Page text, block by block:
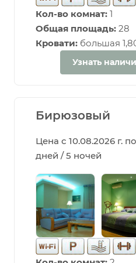
Кол-во комнат: 1
Общая площадь: 28
Кровати: большая
Узнать
Бирюзовый
Цена с 10.08.2026 г.
дней / 5 ночей